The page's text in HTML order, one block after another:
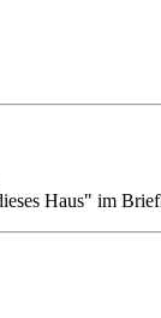
Haus" im